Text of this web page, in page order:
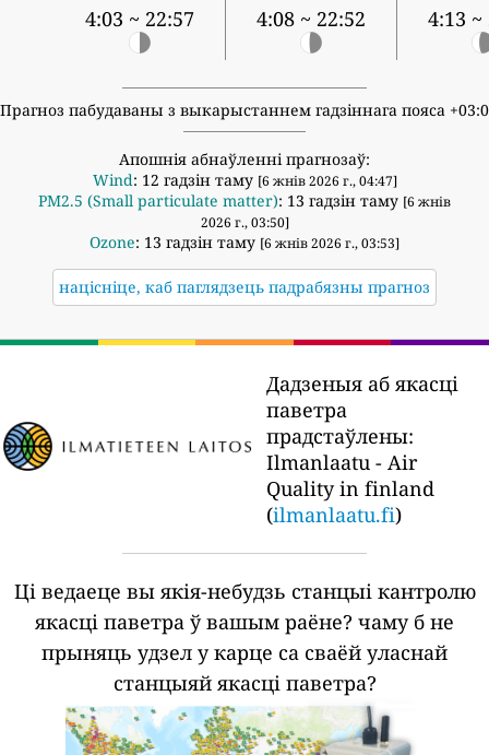
4:03 ~ 22:57 4:08 ~ 22:52 4:13 ~
Прагноз пабудаваны з выкарыстаннем гадзіннага пояса
Апошнія абнаўленні прагнозаў:
Wind: 12 гадзін таму [6 жнів 2026 г., 04:47]
PM2.5 (Small particulate matter): 13 гадзін таму [6 жнів
2026 г., 03:50]
Ozone: 13 гадзін таму [6 жнів 2026 г., 03:53]
націсніце, каб паглядзець падрабязны прагноз
Дадзеныя аб якасці
паветра
прадстаўлены:
Ilmanlaatu - Air
Quality in finland
(ilmanlaatu.fi)
Ці ведаеце вы якія-небудзь станцыі кантролю
якасці паветра ў вашым раёне? чаму б не
прыняць удзел у карце са сваёй уласнай
станцыяй якасці паветра?